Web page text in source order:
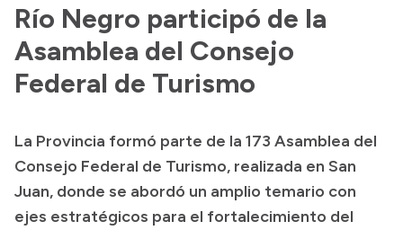
Discursos en la Legislatura
Casa de Gobierno
Acerca de Río Negro
Geografía
Invertí en Río Negro
Río Negro participó de la
Asamblea del Consejo
Federal de Turismo
La Provincia formó parte de la 173 Asamblea del
Consejo Federal de Turismo, realizada en San
Juan, donde se abordó un amplio temario con
ejes estratégicos para el fortalecimiento del